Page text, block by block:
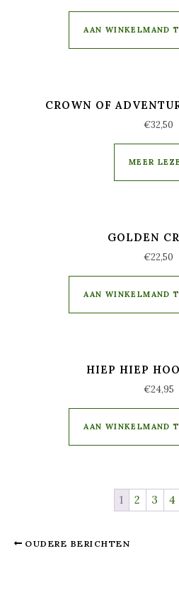
AAN WINKELMAND
CROWN OF
€32,50
MEER
GOLDEN
€22,50
AAN WINKELMAND
HIEP HIEP
€24,95
AAN WINKELMAND
1 2 3 4
OUDERE BERICHTEN